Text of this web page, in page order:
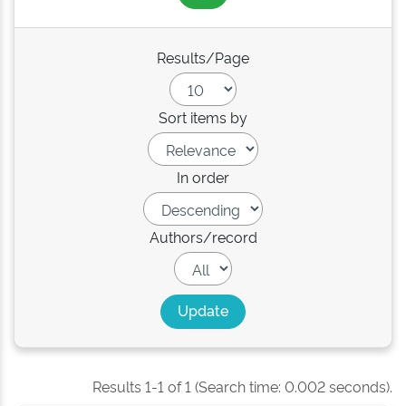
Results/Page
Sort items by
In order
Authors/record
Results 1-1 of 1 (Search time: 0.002 seconds).